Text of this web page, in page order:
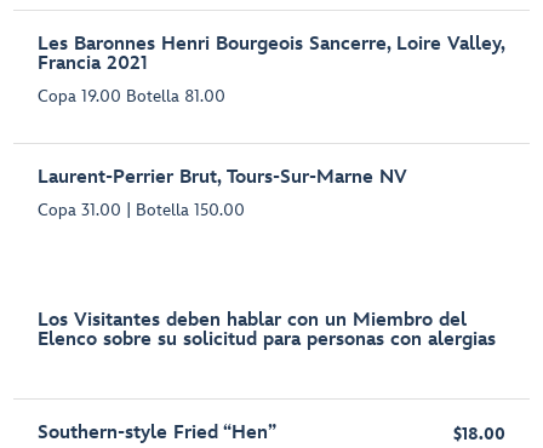
Les Baronnes Henri Bourgeois Sancerre, Loire Valley,
Francia 2021
Copa 19.00 Botella 81.00
Laurent-Perrier Brut, Tours-Sur-Marne NV
Copa 31.00 | Botella 150.00
Los Visitantes deben hablar con un Miembro del
Elenco sobre su solicitud para personas con alergias
Southern-style Fried “Hen”
$18.00